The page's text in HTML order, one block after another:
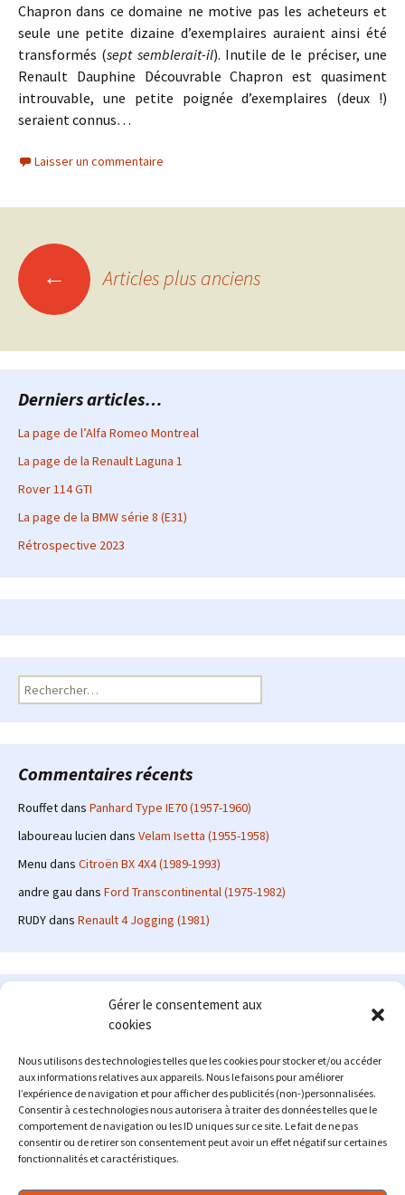
Gérer le consentement aux
cookies
Nous utilisons des technologies telles que les cookies pour stocker et/ou accéder
aux informations relatives aux appareils. Nous le faisons pour améliorer
l’expérience de navigation et pour afficher des publicités (non-)personnalisées.
Consentir à ces technologies nous autorisera à traiter des données telles que le
comportement de navigation ou les ID uniques sur ce site. Le fait de ne pas
consentir ou de retirer son consentement peut avoir un effet négatif sur certaines
fonctionnalités et caractéristiques.
Chapron dans ce domaine ne motive pas les acheteurs et
seule une petite dizaine d’exemplaires auraient ainsi été
transformés (sept semblerait-il). Inutile de le préciser, une
Renault Dauphine Découvrable Chapron est quasiment
introuvable, une petite poignée d’exemplaires (deux !)
seraient connus…
Laisser un commentaire
Navigation
des
articles
← Articles plus anciens
Derniers articles…
La page de l’Alfa Romeo Montreal
La page de la Renault Laguna 1
Rover 114 GTI
La page de la BMW série 8 (E31)
Rétrospective 2023
Rechercher :
Commentaires récents
Rouffetdans Panhard Type IE70 (1957-1960)
laboureau lucien dans Velam Isetta (1955-1958)
Menu dans Citroën BX 4X4 (1989-1993)
andre gau dans Ford Transcontinental (1975-1982)
RUDYdans Renault 4 Jogging (1981)
Le site en quelques mots
: passionné d'automobile ancienne depuis de
nombreuses années, j'ai commencé à partager ma passion sur
internet à partir de 2009 au travers d'un blog qui a connu un relatif
succès. Fin 2013, je décide de prendre mon autonomie et me lancer
avec mon propre site : l'Automobile Ancienne.
Me contacter : alex(at)lautomobileancienne.com